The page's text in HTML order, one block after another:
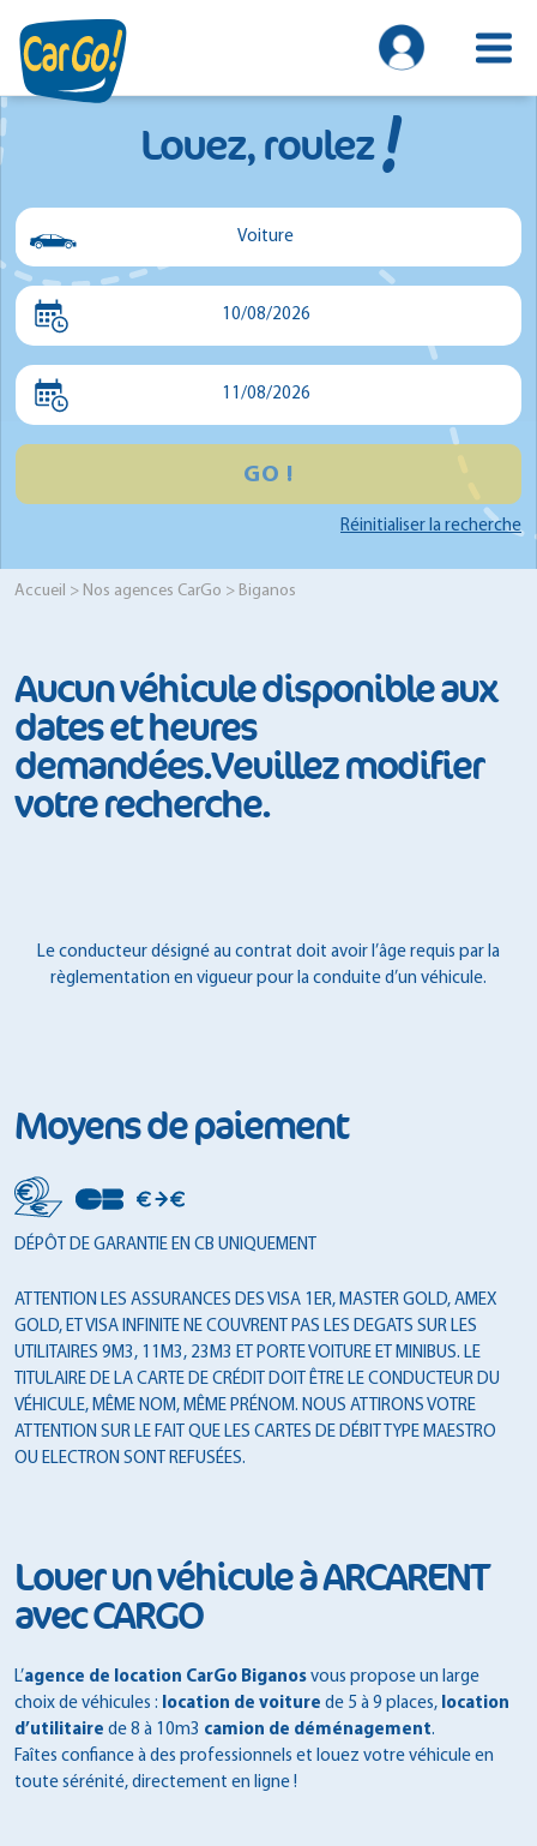
Louez, roulez!
Voiture
Voiture
10/08/2026
11/08/2026
GO !
Réinitialiser la recherche
Accueil > Nos agences CarGo > Biganos
Aucun véhicule disponible aux
dates et heures
demandées.Veuillez modifier
votre recherche.
Le conducteur désigné au contrat doit avoir l’âge requis par la
règlementation en vigueur pour la conduite d’un véhicule.
Moyens de paiement
DÉPÔT DE GARANTIE EN CB UNIQUEMENT
ATTENTION LES ASSURANCES DES VISA 1ER, MASTER GOLD, AMEX
GOLD, ET VISA INFINITE NE COUVRENT PAS LES DEGATS SUR LES
UTILITAIRES 9M3, 11M3, 23M3 ET PORTE VOITURE ET MINIBUS. LE
TITULAIRE DE LA CARTE DE CRÉDIT DOIT ÊTRE LE CONDUCTEUR DU
VÉHICULE, MÊME NOM, MÊME PRÉNOM. NOUS ATTIRONS VOTRE
ATTENTION SUR LE FAIT QUE LES CARTES DE DÉBIT TYPE MAESTRO
OU ELECTRON SONT REFUSÉES.
Louer un véhicule à ARCARENT
avec CARGO
L’agence de location CarGo Biganos vous propose un large
choix de véhicules : location de voiture de 5 à 9 places, location
d’utilitaire de 8 à 10m3 camion de déménagement.
Faîtes confiance à des professionnels et louez votre véhicule en
toute sérénité, directement en ligne !